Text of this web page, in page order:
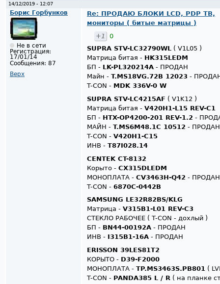
14/12/2019 - 12:07
Борис Горбунков
Не в сети
Регистрация:
17/01/14
Сообщения: 87
Верх
Re: ПРОДАЮ БЛОКИ LCD, PDP ТВ,
мониторы ( битые матрицы )
+1
0
SUPRA STV-LC32790WL ( V1L05 )
Матрица битая - HK315LEDM
БП - LK-PL320214A - ПРОДАН
Майн - T.MS18VG.72B 12023 -
T-CON - MDK 336V-0 W
SUPRA STV-LC4215AF ( V1K12 )
Матрица битая - V420H1-L15 REV-C1
БП - HTX-OP4200-201 REV-1.2 -
МАЙН - T.MS6M48.1C 10512 - ПРОДАН
T-CON - V420H1-C15
ИНВ - T87I028.14
CENTEK CT-8132
Корыто - CX315DLEDM
МОНОПЛАТА - CV3463H-Q42 -
T-CON - 6870C-0442B
SAMSUNG LE32R82BS/KLG
Матрица - V315B1-L01 REV-C3
СТЕКЛО РАБОЧЕЕ ( T-CON - дохлый )
БП - BN44-00192A - ПРОДАН
ИНВ - I315B1-16A - ПРОДАН
ERISSON 39LES81T2
КОРЫТО - D39-F2000
МОНОПЛАТА - TP.MS3463S.PB801 (
T-CON - PANDA385 L / R ( на планке